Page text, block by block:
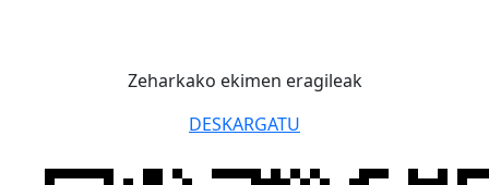
Zeharkako ekimen eragileak
DESKARGATU